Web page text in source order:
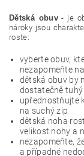
Dětská obuv- je
nároky jsou
roste:
vyberte obuv,
nezapomeňte
dětská obuv by
dostatečně
upřednostňujte
na suchý zip
dětská noha
velikost nohy a
nezapomeňte,
a případné